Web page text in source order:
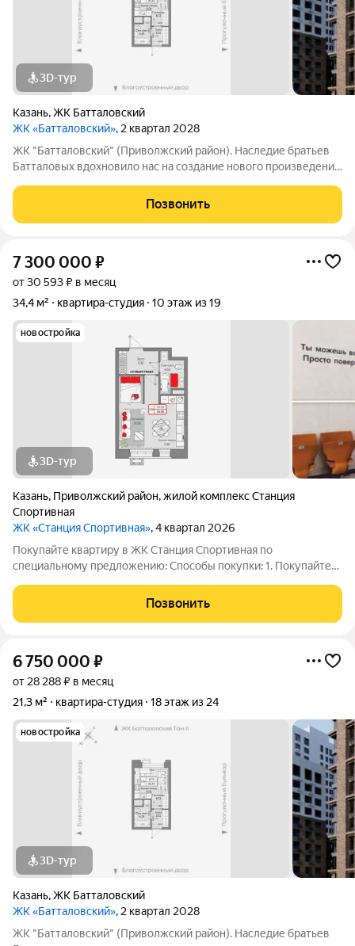
3D-тур
Казань,ЖК Батталовский
ЖК «Батталовский», 2 квартал 2028
ЖК "Батталовский" (Приволжский район). Наследие братьев
Батталовых вдохновило нас на создание нового произведения
Позвонить
7 300 000 ₽
от 30 593 ₽ в месяц
34,4 м²
квартира-студия 10 этаж из 19
новостройка
3D-тур
Казань, Приволжский район,жилой комплекс Станция
Спортивная
ЖК «Станция Спортивная», 4 квартал 2026
Покупайте квартиру в ЖК Станция Спортивная по
специальному предложению: Способы покупки: 1. Покупайте
Ипотека 7,5% на 3 года для всех! 3. Семейная ипотека 3,5 % на
весь срок 4. Акция "Выкуп
Позвонить
6 750 000 ₽
от 28 288 ₽ в месяц
21,3 м²
квартира-студия 18 этаж из 24
новостройка
3D-тур
Казань,ЖК Батталовский
ЖК «Батталовский», 2 квартал 2028
ЖК "Батталовский" (Приволжский район). Наследие братьев